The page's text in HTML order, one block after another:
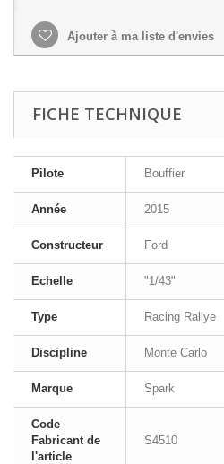
Ajouter à ma liste d'envies
FICHE TECHNIQUE
Pilote Bouffier
Année 2015
Constructeur Ford
Echelle "1/43"
Type Racing Rallye
Discipline Monte Carlo
Marque Spark
Code
Fabricant de
l'article
S4510